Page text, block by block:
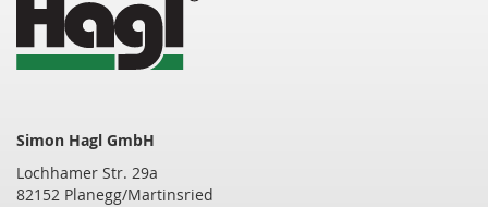
Simon Hagl GmbH
Lochhamer Str. 29a
82152 Planegg/Martinsried